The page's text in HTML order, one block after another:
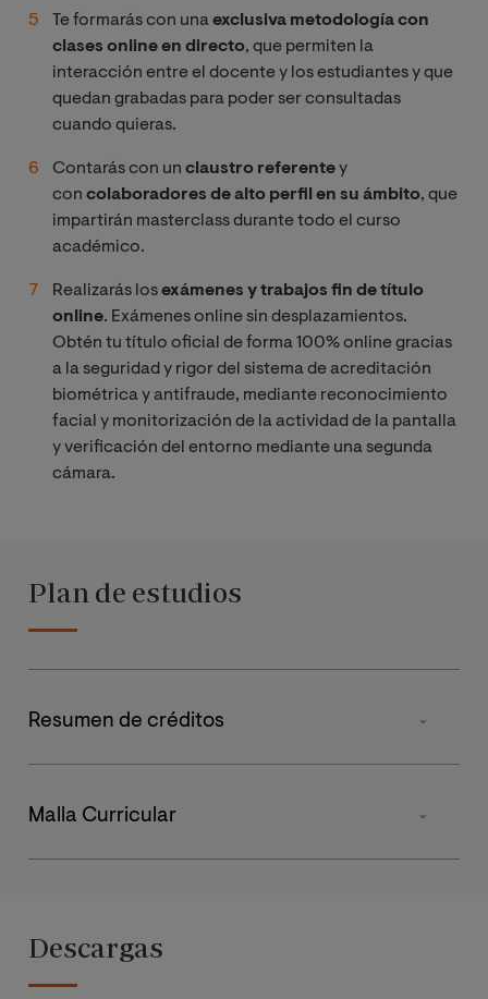
Te formarás con unaexclusiva metodología con
clases online en directo, que permiten la
interacción entre el docente y los estudiantes y que
quedan grabadas para poder ser consultadas
cuando quieras.
Contarás con un claustro referentey
con colaboradores de alto perfil en su ámbito, que
impartirán masterclass durante todo el curso
académico.
Realizarás losexámenes y trabajos fin de título
online. Exámenes online sin desplazamientos.
Obtén tu título oficial de forma 100% online gracias
a la seguridad y rigor del sistema de acreditación
biométrica y antifraude, mediante reconocimiento
facial y monitorización de la actividad de la pantalla
y verificación del entorno mediante una segunda
cámara.
Plan de estudios
Resumen de créditos
Obligatorias
Tesis fin de maestría
Malla Curricular
Descargas